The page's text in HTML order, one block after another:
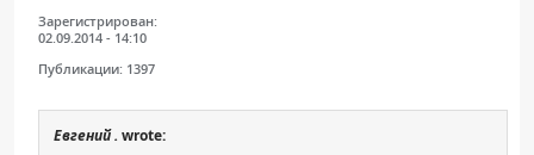
Зарегистрирован:
02.09.2014 - 14:10
Публикации: 1397
Евгений . wrote: